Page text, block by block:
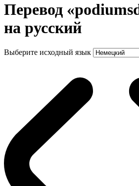
Перевод
на русский
Выберите исходный язык